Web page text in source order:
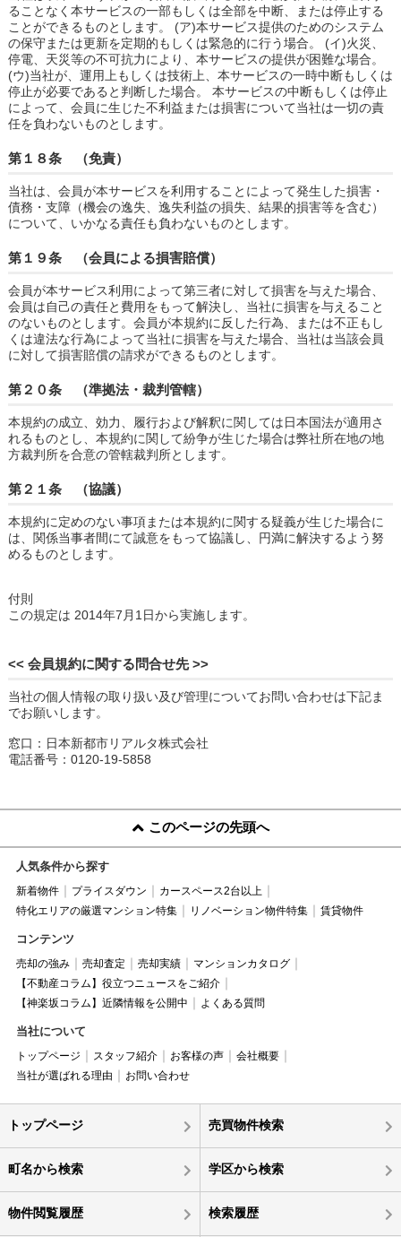
ることなく本サービスの一部もしくは全部を中断、または停止する
ことができるものとします。 (ア)本サービス提供のためのシステム
の保守または更新を定期的もしくは緊急的に行う場合。 (イ)火災、
停電、天災等の不可抗力により、本サービスの提供が困難な場合。
(ウ)当社が、運用上もしくは技術上、本サービスの一時中断もしくは
停止が必要であると判断した場合。 本サービスの中断もしくは停止
によって、会員に生じた不利益または損害について当社は一切の責
任を負わないものとします。
第１８条 （免責）
当社は、会員が本サービスを利用することによって発生した損害・
債務・支障（機会の逸失、逸失利益の損失、結果的損害等を含む）
について、いかなる責任も負わないものとします。
第１９条 （会員による損害賠償）
会員が本サービス利用によって第三者に対して損害を与えた場合、
会員は自己の責任と費用をもって解決し、当社に損害を与えること
のないものとします。会員が本規約に反した行為、または不正もし
くは違法な行為によって当社に損害を与えた場合、当社は当該会員
に対して損害賠償の請求ができるものとします。
第２０条 （準拠法・裁判管轄）
本規約の成立、効力、履行および解釈に関しては日本国法が適用さ
れるものとし、本規約に関して紛争が生じた場合は弊社所在地の地
方裁判所を合意の管轄裁判所とします。
第２１条 （協議）
本規約に定めのない事項または本規約に関する疑義が生じた場合に
は、関係当事者間にて誠意をもって協議し、円満に解決するよう努
めるものとします。
付則
この規定は 2014年7月1日から実施します。
<< 会員規約に関する問合せ先 >>
当社の個人情報の取り扱い及び管理についてお問い合わせは下記ま
でお願いします。
窓口：日本新都市リアルタ株式会社
電話番号：0120-19-5858
このページの先頭へ
人気条件から探す
新着物件 プライスダウン
カースペース2台以上
特化エリアの厳選マンション特集
リノベーション物件特集 賃貸物件
コンテンツ
売却の強み 売却査定 売却実績
マンションカタログ
【不動産コラム】役立つニュースをご紹介
【神楽坂コラム】近隣情報を公開中
よくある質問
当社について
トップページ スタッフ紹介 お客様の声
会社概要
当社が選ばれる理由
お問い合わせ
トップページ 売買物件検索
町名から検索 学区から検索
物件閲覧履歴 検索履歴